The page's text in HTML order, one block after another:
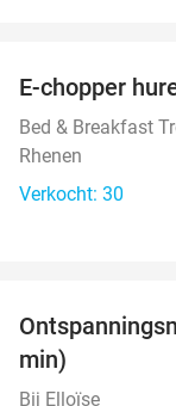
E-chopper
Bed & Breakfast
Rhenen
Verkocht: 30
min)
Bij Elloïse